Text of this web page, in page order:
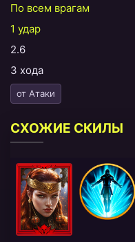
По всем врагам
1 удар
2.6
3 хода
от Атаки
СХОЖИЕ СКИЛЫ